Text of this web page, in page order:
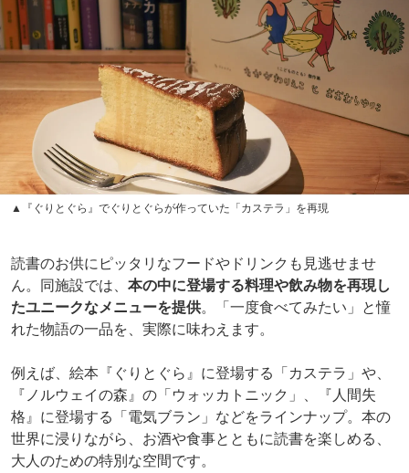
▲『ぐりとぐら』でぐりとぐらが作っていた「カステラ」を再現
読書のお供にピッタリなフードやドリンクも見逃せませ
ん。同施設では、 本の中に登場する料理や飲み物を再現し
たユニークなメニューを提供。「一度食べてみたい」と憧
れた物語の一品を、実際に味わえます。
例えば、絵本『ぐりとぐら』に登場する「カステラ」や、
『ノルウェイの森』の「ウォッカトニック」、『人間失
格』に登場する「電気ブラン」などをラインナップ。本の
世界に浸りながら、お酒や食事とともに読書を楽しめる、
大人のための特別な空間です。